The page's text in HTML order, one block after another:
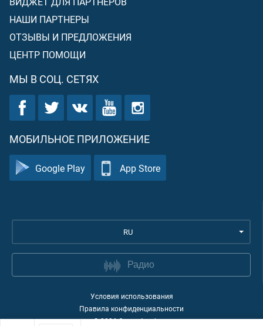
НАШИ ПАРТНЕРЫ
ОТЗЫВЫ И ПРЕДЛОЖЕНИЯ
ЦЕНТР ПОМОЩИ
МЫ В СОЦ. СЕТЯХ
МОБИЛЬНОЕ ПРИЛОЖЕНИЕ
Google Play App Store
RU
Радио
Условия использования
Правила конфиденциальности
©2026Quran Academy